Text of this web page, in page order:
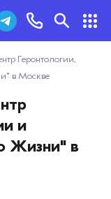
Геронтологии,
в Москве
и
Жизни" в